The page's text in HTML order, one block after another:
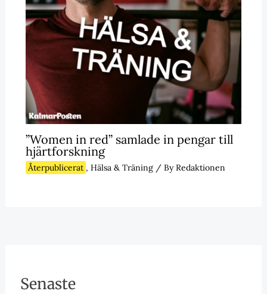
”Women in red” samlade in pengar till
hjärtforskning
Återpublicerat , Hälsa & Träning/ ByRedaktionen
Senaste